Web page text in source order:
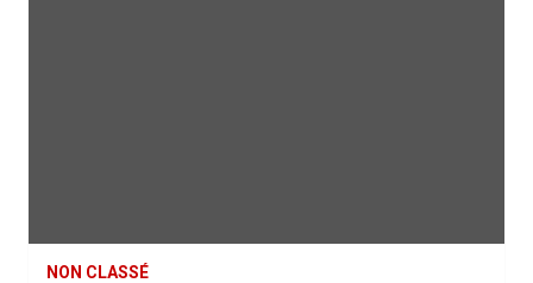
NON CLASSÉ